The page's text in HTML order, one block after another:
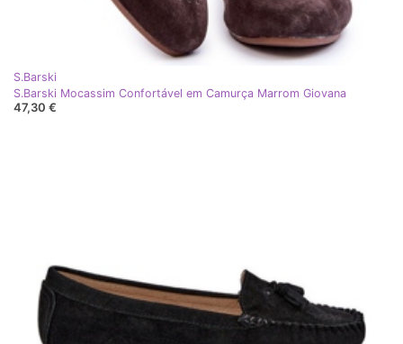
S.Barski
S.Barski Mocassim Confortável em Camurça Marrom Giovana
47,30 €